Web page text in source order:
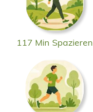
117 Min Spazieren